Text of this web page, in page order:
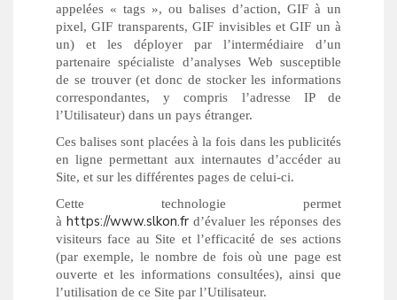
appelées « tags », ou balises d’action, GIF à un
pixel, GIF transparents, GIF invisibles et GIF un à
un) et les déployer par l’intermédiaire d’un
partenaire spécialiste d’analyses Web susceptible
de se trouver (et donc de stocker les informations
correspondantes, y compris l’adresse IP de
l’Utilisateur) dans un pays étranger.
Ces balises sont placées à la fois dans les publicités
en ligne permettant aux internautes d’accéder au
Site, et sur les différentes pages de celui-ci.
Cette technologie permet
à https://www.slkon.fr d’évaluer les réponses des
visiteurs face au Site et l’efficacité de ses actions
(par exemple, le nombre de fois où une page est
ouverte et les informations consultées), ainsi que
l’utilisation de ce Site par l’Utilisateur.